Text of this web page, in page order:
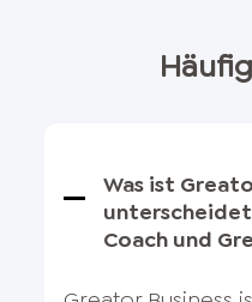
Was ist
Coach und